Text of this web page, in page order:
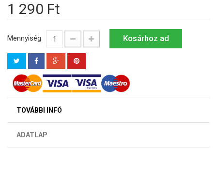
1 290 Ft
Mennyiség Kosárhoz ad
TOVÁBBI INFÓ
ADATLAP